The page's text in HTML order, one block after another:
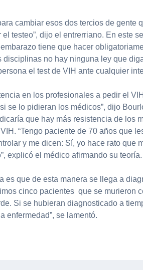
cambiar esos dos tercios de gente
testeo”, dijo el entrerriano. En este
tiene que hacer
disciplinas no hay ninguna ley que
el test de VIH ante cualquier
en los profesionales a pedir el
se lo pidieran los médicos”, dijo
que hay más resistencia de los
“Tengo paciente de 70 años que
y me dicen: Sí, yo hace rato que
explicó el médico afirmando su teoría.
es que de esta manera se llega a
cinco pacientes que se murieron
Si se hubieran diagnosticado a
enfermedad”, se lamentó.